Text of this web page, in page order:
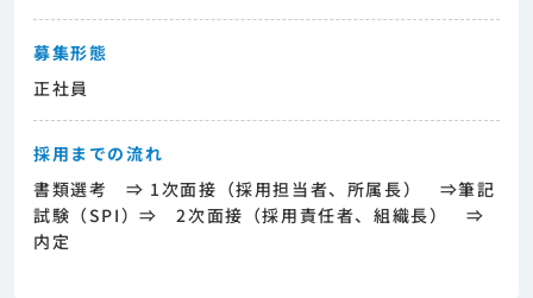
募集形態
正社員
採用までの流れ
書類選考 ⇒ 1次面接（採用担当者、所属長） ⇒筆記
試験（SPI）⇒ 2次面接（採用責任者、組織長） ⇒
内定